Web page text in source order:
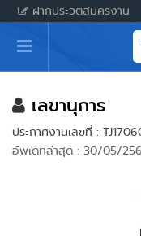
ฝากประวัติสมัครงาน
หน้าหลัก
ผู้สมัครงาน: เข้าสู่ระ
เกร็ดความรู้
เลขานุการ
ประกาศงานเลขที่ :
อัพเดทล่าสุด : 30/05/